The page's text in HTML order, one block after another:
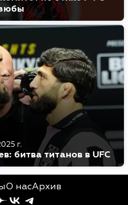
г.
битва титанов в UFC
О насАрхив